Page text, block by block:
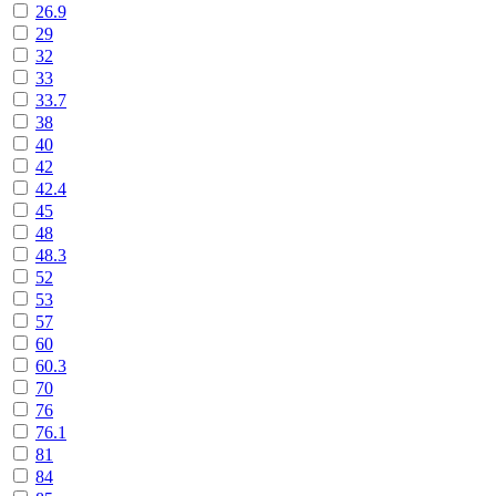
26.9
29
32
33
33.7
38
40
42
42.4
45
48
48.3
52
53
57
60
60.3
70
76
76.1
81
84